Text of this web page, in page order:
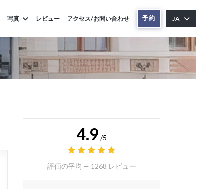
写真 レビュー アクセス/お問い合わせ 予約 JA
4.9 /5
評価の平均 — 1268 レビュー